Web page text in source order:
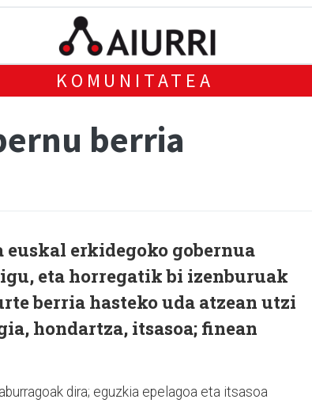
KOMUNITATEA
berria
erkidegoko gobernua
eta horregatik bi izenburuak
berria hasteko uda atzean utzi
hondartza, itsasoa; finean
dira; eguzkia epelagoa eta itsasoa